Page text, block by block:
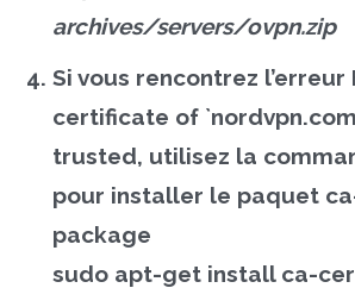
archives/servers/ovpn.zip
Si vous rencontrez l’erreur
certificate of
trusted, utilisez la
pour installer le paquet
package
sudo apt-get install ca-